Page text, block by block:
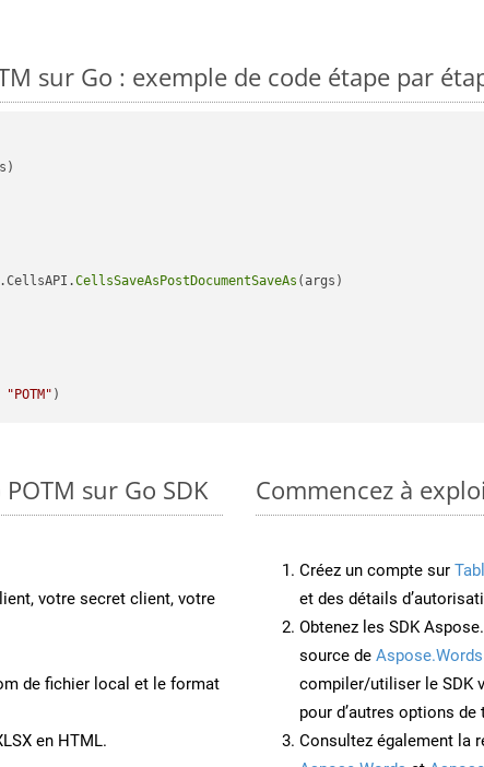
sur Go : exemple de code étape par
CellsSaveAsPostDocumentSaveAs (args)
"POTM"
sur Go SDK
votre secret client, votre
de fichier local et le format
en HTML.
Commencez à
Créez un compte sur
et des détails
Obtenez les SDK
source de
compiler/utiliser le SDK
pour d’autres options
Consultez également la